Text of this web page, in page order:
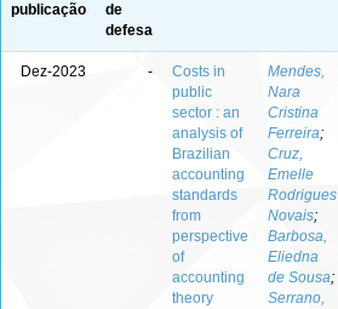
publicação
de
defesa
Dez-2023 -
Costs in
public
sector : an
analysis of
Brazilian
accounting
standards
from
perspective
of
accounting
theory
Mendes,
Nara
Cristina
Ferreira;
Cruz,
Emelle
Rodrigues
Novais;
Barbosa,
Eliedna
de Sousa;
Serrano,